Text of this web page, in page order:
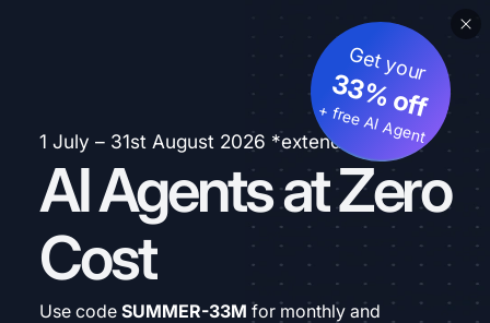
1 July – 31st August 2026 *extended
AI Agents at Zero
Cost
Get your
33% off
+ free AI Agent
Use code SUMMER-33M for monthly and